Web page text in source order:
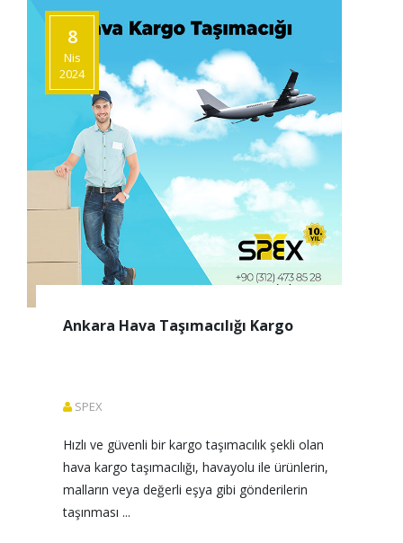
8
Nis
2024
Ankara Hava Taşımacılığı Kargo
SPEX
Hızlı ve güvenli bir kargo taşımacılık şekli olan
hava kargo taşımacılığı, havayolu ile ürünlerin,
malların veya değerli eşya gibi gönderilerin
taşınması ...